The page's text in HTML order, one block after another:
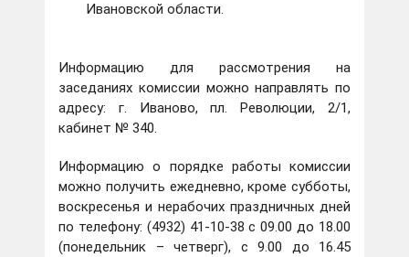
Ивановской области.
Информацию для рассмотрения на
заседаниях комиссии можно направлять по
адресу: г. Иваново, пл. Революции, 2/1,
кабинет № 340.
Информацию о порядке работы комиссии
можно получить ежедневно, кроме субботы,
воскресенья и нерабочих праздничных дней
по телефону: (4932) 41-10-38 с 09.00 до 18.00
(понедельник – четверг), с 9.00 до 16.45